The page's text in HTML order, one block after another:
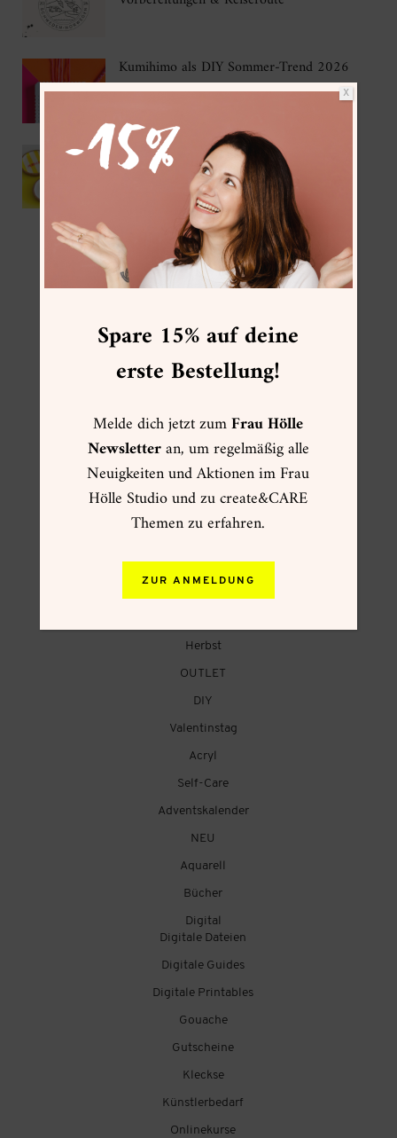
Kumihimo als DIY Sommer-Trend 2026
IKEA Hack – DIY Korkuntersetzer mit
Gießpulver
FRAU HÖLLE ONLINESHOP
☀ Sommer ☀
Creative Summer
Herbst
OUTLET
DIY
Valentinstag
Acryl
Self-Care
Adventskalender
NEU
Aquarell
Bücher
Digital
Digitale Dateien
Digitale Guides
Digitale Printables
Gouache
Gutscheine
Kleckse
Künstlerbedarf
Onlinekurse
Spare 15% auf deine
erste Bestellung!
Melde dich jetzt zumFrau Hölle
Newsletteran, um regelmäßig alle
Neuigkeiten und Aktionen im Frau
Hölle Studio und zu create&CARE
Themen zu erfahren.
ZUR ANMELDUNG
X